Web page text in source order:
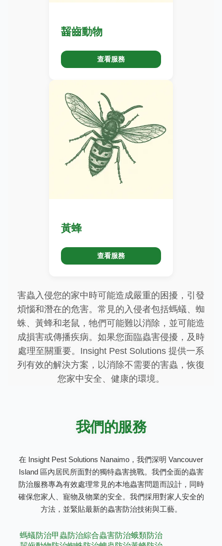
齧齒動物
查看服務
黃蜂
查看服務
害蟲入侵您的家中時可能造成嚴重的困擾，引發
煩惱和潛在的危害。常見的入侵者包括螞蟻、蜘
蛛、黃蜂和老鼠，牠們可能難以消除，並可能造
成損害或傳播疾病。如果您面臨蟲害侵擾，及時
處理至關重要。Insight Pest Solutions 提供一系
列有效的解決方案，以消除不需要的害蟲，恢復
您家中安全、健康的環境。
我們的服務
在 Insight Pest Solutions Nanaimo，我們深明 Vancouver
Island 區內居民所面對的獨特蟲害挑戰。我們全面的蟲害
防治服務專為有效處理常見的本地蟲害問題而設計，同時
確保您家人、寵物及物業的安全。我們採用對家人安全的
方法，並緊貼最新的蟲害防治技術與工藝。
螞蟻防治甲蟲防治綜合蟲害防治蛾類防治